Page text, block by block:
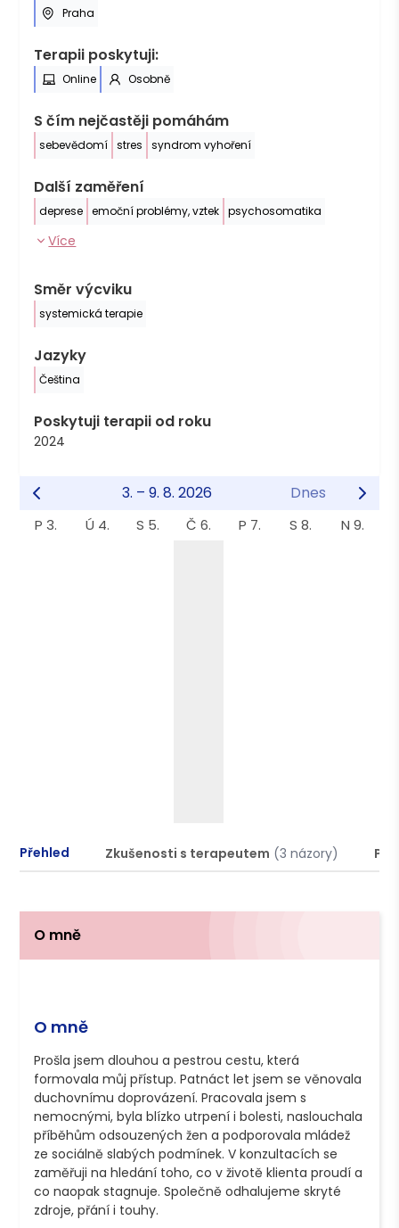
Praha
Terapii poskytuji:
Online Osobně
S čím nejčastěji pomáhám
sebevědomí stres syndrom vyhoření
Další zaměření
deprese emoční problémy, vztek psychosomatika
Více
Směr výcviku
systemická terapie
Jazyky
Čeština
Poskytuji terapii od roku
2024
3. – 9. 8. 2026 Dnes
P 3. Ú 4. S 5. Č 6. P 7. S 8. N 9.
Přehled Zkušenosti s terapeutem (3 názory)
O mně
O mně
Prošla jsem dlouhou a pestrou cestu, která
formovala můj přístup. Patnáct let jsem se věnovala
duchovnímu doprovázení. Pracovala jsem s
nemocnými, byla blízko utrpení i bolesti, naslouchala
příběhům odsouzených žen a podporovala mládež
ze sociálně slabých podmínek. V konzultacích se
zaměřuji na hledání toho, co v životě klienta proudí a
co naopak stagnuje. Společně odhalujeme skryté
zdroje, přání i touhy.